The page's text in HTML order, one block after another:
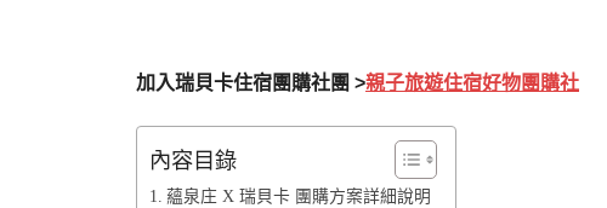
加入瑞貝卡住宿團購社團 >親子旅遊住宿好物團購社
內容目錄
蘊泉庄 X 瑞貝卡 團購方案詳細說明